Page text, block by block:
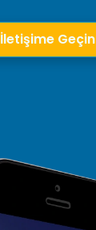
İletişime Geçin